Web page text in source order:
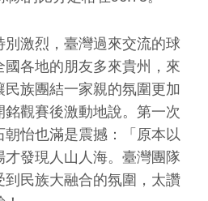
激烈，臺灣過來交流的球
國各地的朋友多來貴州，來
族團結一家親的氛圍更加
觀賽後激動地說。第一次
怡也滿是震撼：「原本以
發現人山人海。臺灣團隊
到民族大融合的氛圍，太讚